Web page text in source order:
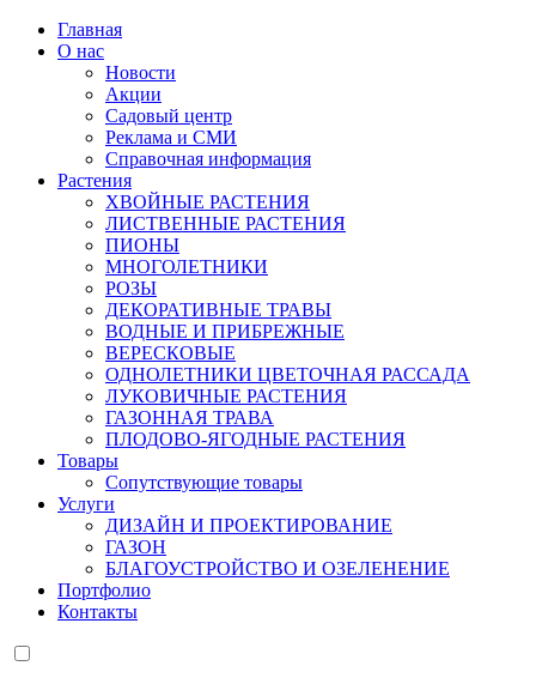
Главная
О нас
Новости
Акции
Садовый центр
Реклама и СМИ
Справочная информация
Растения
ХВОЙНЫЕ РАСТЕНИЯ
ЛИСТВЕННЫЕ РАСТЕНИЯ
ПИОНЫ
МНОГОЛЕТНИКИ
РОЗЫ
ДЕКОРАТИВНЫЕ ТРАВЫ
ВОДНЫЕ И ПРИБРЕЖНЫЕ
ВЕРЕСКОВЫЕ
ОДНОЛЕТНИКИ ЦВЕТОЧНАЯ РАССАДА
ЛУКОВИЧНЫЕ РАСТЕНИЯ
ГАЗОННАЯ ТРАВА
ПЛОДОВО-ЯГОДНЫЕ РАСТЕНИЯ
Товары
Сопутствующие товары
Услуги
ДИЗАЙН И ПРОЕКТИРОВАНИЕ
ГАЗОН
БЛАГОУСТРОЙСТВО И ОЗЕЛЕНЕНИЕ
Портфолио
Контакты